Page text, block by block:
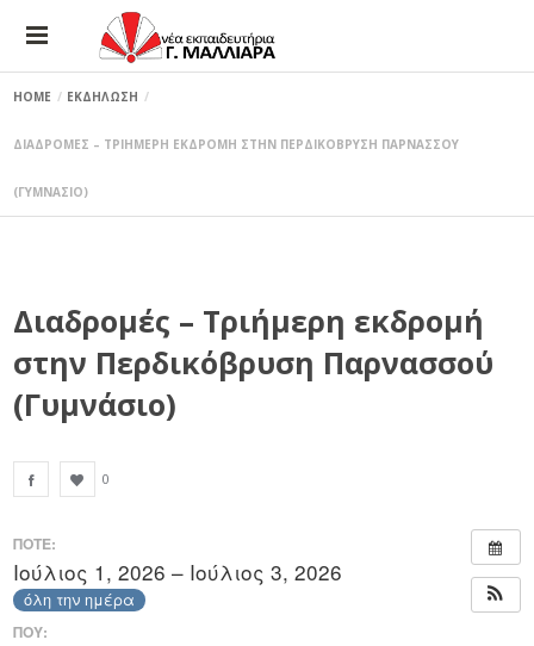
HOME ΕΚΔΗΛΩΣΗ
ΔΙΑΔΡΟΜΕΣ – ΤΡΙΗΜΕΡΗ ΕΚΔΡΟΜΗ ΣΤΗΝ ΠΕΡΔΙΚΟΒΡΥΣΗ ΠΑΡΝΑΣΣΟΥ
(ΓΥΜΝΑΣΙΟ)
Διαδρομές – Τριήμερη εκδρομή
στην Περδικόβρυση Παρνασσού
(Γυμνάσιο)
0
ΠΟΤΕ:
Ιούλιος 1, 2026 – Ιούλιος 3, 2026
όλη την ημέρα
ΠΟΥ: